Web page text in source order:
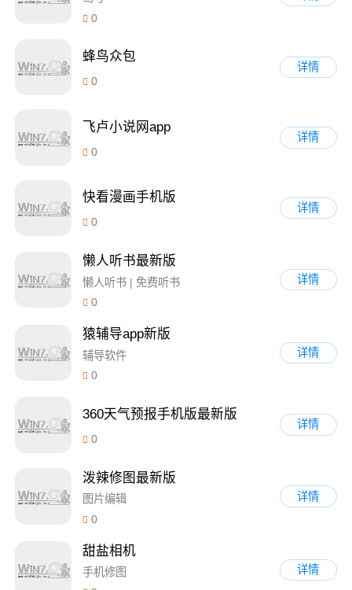
0
蜂鸟众包
0
详情
飞卢小说网app
0
详情
快看漫画手机版
0
详情
懒人听书最新版
懒人听书 | 免费听书
0
详情
猿辅导app新版
辅导软件
0
详情
360天气预报手机版最新版
0
详情
泼辣修图最新版
图片编辑
0
详情
甜盐相机
手机修图
详情